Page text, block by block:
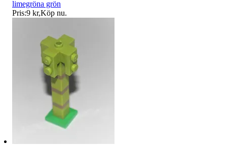
limegröna grön
Pris:9 kr,Köp nu.